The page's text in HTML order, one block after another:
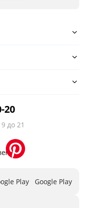
20
9 до 21
Google Play